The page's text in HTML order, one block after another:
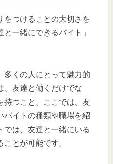
をつけることの大切さを
一緒にできるバイト」
多くの人にとって魅力的
、友達と働くだけでな
持つこと。ここでは、友
バイトの種類や職場を紹
では、友達と一緒にいる
とが可能です。